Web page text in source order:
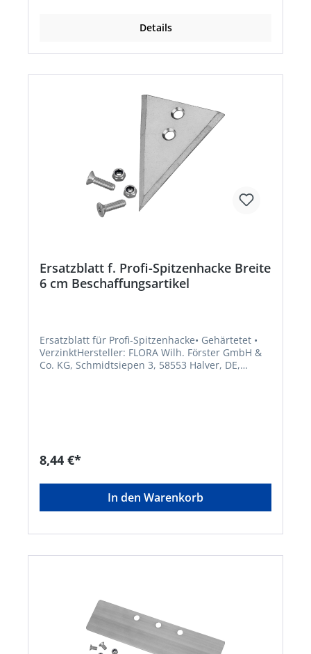
Details
Ersatzblatt f. Profi-Spitzenhacke Breite
6 cm Beschaffungsartikel
Ersatzblatt für Profi-Spitzenhacke• Gehärtetet •
VerzinktHersteller: FLORA Wilh. Förster GmbH &
Co. KG, Schmidtsiepen 3, 58553 Halver, DE,
8,44 €*
In den Warenkorb